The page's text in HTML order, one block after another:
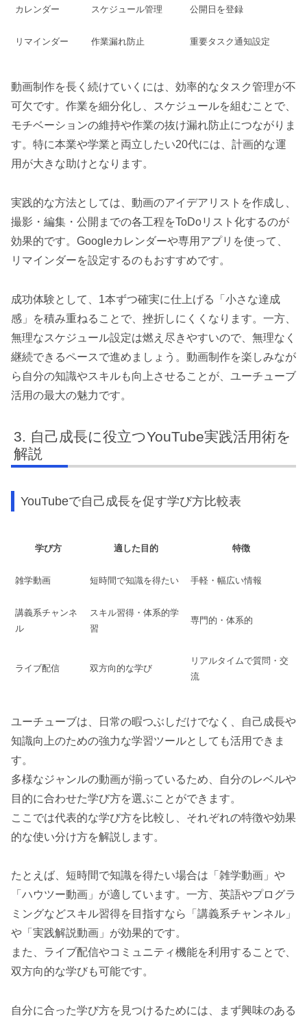
カレンダー スケジュール管理 公開日を登録
リマインダー 作業漏れ防止 重要タスク通知設定
動画制作を長く続けていくには、効率的なタスク管理が不
可欠です。作業を細分化し、スケジュールを組むことで、
モチベーションの維持や作業の抜け漏れ防止につながりま
す。特に本業や学業と両立したい20代には、計画的な運
用が大きな助けとなります。
実践的な方法としては、動画のアイデアリストを作成し、
撮影・編集・公開までの各工程をToDoリスト化するのが
効果的です。Googleカレンダーや専用アプリを使って、
リマインダーを設定するのもおすすめです。
成功体験として、1本ずつ確実に仕上げる「小さな達成
感」を積み重ねることで、挫折しにくくなります。一方、
無理なスケジュール設定は燃え尽きやすいので、無理なく
継続できるペースで進めましょう。動画制作を楽しみなが
ら自分の知識やスキルも向上させることが、ユーチューブ
活用の最大の魅力です。
自己成長に役立つYouTube実践活用術を
解説
YouTubeで自己成長を促す学び方比較表
学び方 適した目的 特徴
雑学動画 短時間で知識を得たい 手軽・幅広い情報
講義系チャンネ
ル
スキル習得・体系的学
習
専門的・体系的
ライブ配信 双方向的な学び
リアルタイムで質問・交
流
ユーチューブは、日常の暇つぶしだけでなく、自己成長や
知識向上のための強力な学習ツールとしても活用できま
す。
多様なジャンルの動画が揃っているため、自分のレベルや
目的に合わせた学び方を選ぶことができます。
ここでは代表的な学び方を比較し、それぞれの特徴や効果
的な使い分け方を解説します。
たとえば、短時間で知識を得たい場合は「雑学動画」や
「ハウツー動画」が適しています。一方、英語やプログラ
ミングなどスキル習得を目指すなら「講義系チャンネル」
や「実践解説動画」が効果的です。
また、ライブ配信やコミュニティ機能を利用することで、
双方向的な学びも可能です。
自分に合った学び方を見つけるためには、まず興味のある